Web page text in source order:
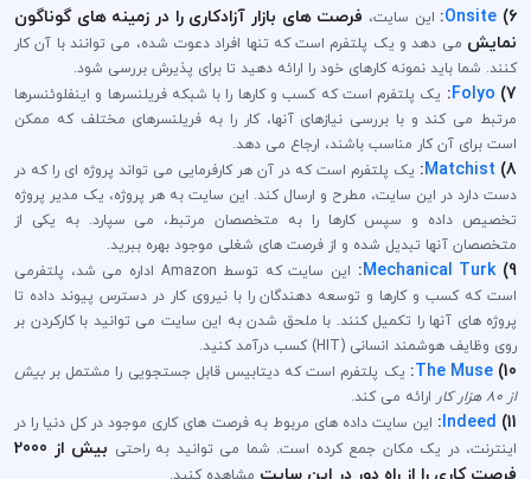
6)
Onsite
: این سایت، فرصت های بازار آزادکاری را در زمینه های گوناگون
نمایش می دهد و یک پلتفرم است که تنها افراد دعوت شده، می توانند با آن کار
کنند. شما باید نمونه کارهای خود را ارائه دهید تا برای پذیرش بررسی شود.
7)
Folyo
: یک پلتفرم است که کسب و کارها را با شبکه فریلنسرها و اینفلوئنسرها
مرتبط می کند و با بررسی نیازهای آنها، کار را به فریلنسرهای مختلف که ممکن
است برای آن کار مناسب باشند، ارجاع می دهد.
8)
Matchist
: یک پلتفرم است که در آن هر کارفرمایی می تواند پروژه ای را که در
دست دارد در این سایت، مطرح و ارسال کند. این سایت به هر پروژه، یک مدیر پروژه
تخصیص داده و سپس کارها را به متخصصان مرتبط، می سپارد. به یکی از
متخصصان آنها تبدیل شده و از فرصت های شغلی موجود بهره ببرید.
9)
Mechanical Turk
:
این سایت که توسط Amazon اداره می شد، پلتفرمی
است که کسب و کارها و توسعه دهندگان را با نیروی کار در دسترس پیوند داده تا
پروژه های آنها را تکمیل کنند. با ملحق شدن به این سایت می توانید با کارکردن بر
روی وظایف هوشمند انسانی (HIT) کسب درآمد کنید.
10)
The Muse
: یک پلتفرم است که دیتابیس قابل جستجویی را مشتمل بر بیش
از 80 هزار کار
ارائه می کند.
11)
Indeed
: این سایت داده های مربوط به فرصت های کاری موجود در کل دنیا را در
اینترنت، در یک مکان جمع کرده است. شما می توانید به راحتی
بیش از 2000